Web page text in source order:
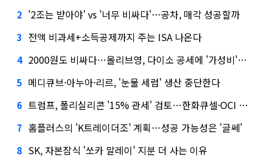
2 '2조는 받아야' vs '너무 비싸다'…공차, 매각 성공할까
3 전액 비과세+소득공제까지 주는 ISA 나온다
4 2000원도 비싸다…올리브영, 다이소 공세에 '가성비'로 맞불
5 메디큐브·아누아·리르, '눈물 세럼' 생산 중단한다
6 트럼프, 폴리실리콘 '15% 관세' 검토…한화큐셀·OCI 영향은?
7 홈플러스의 'K트레이더조' 계획…성공 가능성은 '글쎄'
8 SK, 자본잠식 '쏘카 말레이' 지분 더 사는 이유